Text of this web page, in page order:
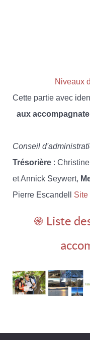
Niveaux
Cette partie avec
aux
Conseil
Trésorière :
et Annick Seywert,
Pierre Escandell Site
֎ Liste